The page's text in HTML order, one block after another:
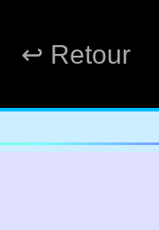
↩ Retour